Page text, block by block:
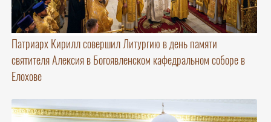
Патриарх Кирилл совершил Литургию в день памяти
святителя Алексия в Богоявленском кафедральном соборе в
Елохове